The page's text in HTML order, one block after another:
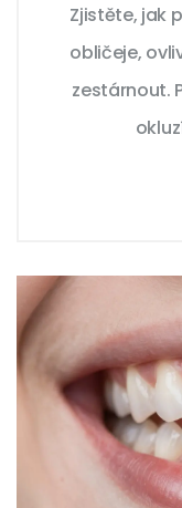
Zjistěte, jak
obličeje,
zestárnout.